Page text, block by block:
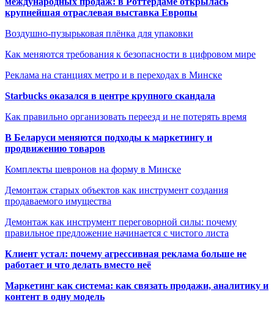
крупнейшая отраслевая выставка Европы
Воздушно-пузырьковая плёнка для упаковки
Как меняются требования к безопасности в цифровом мире
Реклама на станциях метро и в переходах в Минске
Starbucks оказался в центре крупного скандала
Как правильно организовать переезд и не потерять время
В Беларуси меняются подходы к маркетингу и
продвижению товаров
Комплекты шевронов на форму в Минске
Демонтаж старых объектов как инструмент создания
продаваемого имущества
Демонтаж как инструмент переговорной силы: почему
правильное предложение начинается с чистого листа
Клиент устал: почему агрессивная реклама больше не
работает и что делать вместо неё
Маркетинг как система: как связать продажи, аналитику и
контент в одну модель